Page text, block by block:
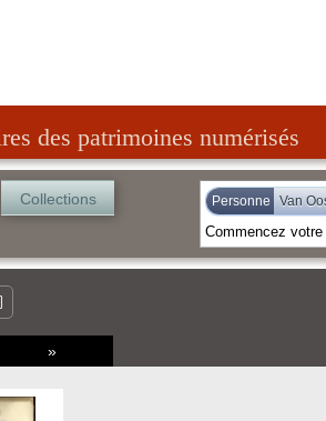
des patrimoines numérisés
Collections Personne Van
»